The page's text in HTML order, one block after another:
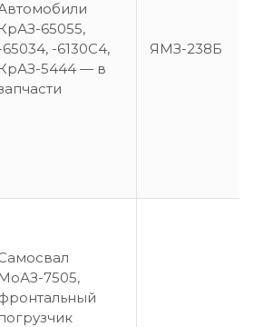
КрАЗ-65055,
65034, -6130С4,
КрАЗ-5444 — в
ЯМЗ-238Б
МоАЗ-7505,
погрузчик